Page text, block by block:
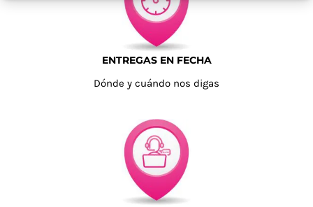
ENTREGAS EN FECHA
Dónde y cuándo nos digas